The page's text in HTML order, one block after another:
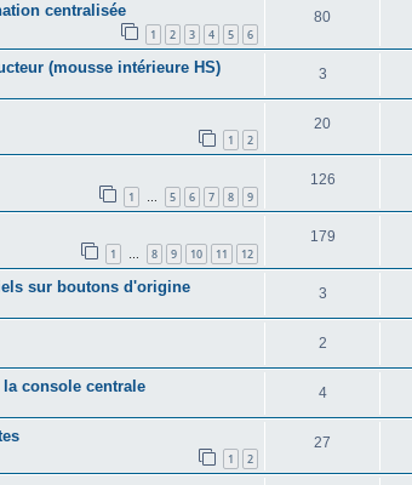
centralisée
1 2 3 4 5 6
80
(mousse intérieure HS) 3
1 2
20
1 … 5 6 7 8 9
126
1 … 8 9 10 11 12
179
sur boutons d'origine 3
2
console centrale 4
1 2
27